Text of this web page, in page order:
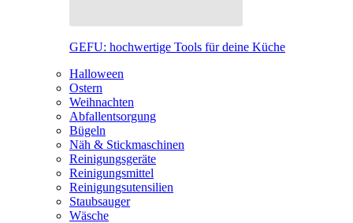
GEFU: hochwertige Tools für deine Küche
Halloween
Ostern
Weihnachten
Abfallentsorgung
Bügeln
Näh & Stickmaschinen
Reinigungsgeräte
Reinigungsmittel
Reinigungsutensilien
Staubsauger
Wäsche